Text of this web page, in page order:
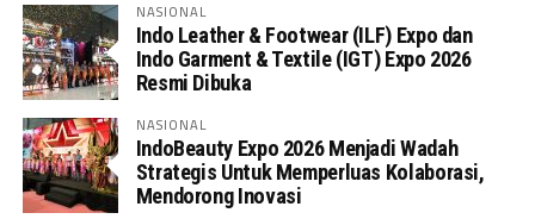
NASIONAL
Indo Leather & Footwear (ILF) Expo dan
Indo Garment & Textile (IGT) Expo 2026
Resmi Dibuka
NASIONAL
IndoBeauty Expo 2026 Menjadi Wadah
Strategis Untuk Memperluas Kolaborasi,
Mendorong Inovasi